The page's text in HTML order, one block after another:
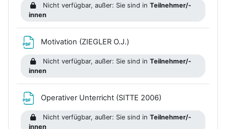
Nicht verfügbar, außer: Sie sind inTeilnehmer/-
innen
Motivation (ZIEGLER O.J.)
Nicht verfügbar, außer: Sie sind inTeilnehmer/-
innen
Operativer Unterricht (SITTE 2006)
Nicht verfügbar, außer: Sie sind inTeilnehmer/-
innen